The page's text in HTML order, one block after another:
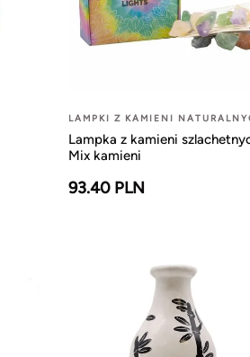
LAMPKI Z KAMIENI
Lampka z kamieni
Mix kamieni
93.40 PLN